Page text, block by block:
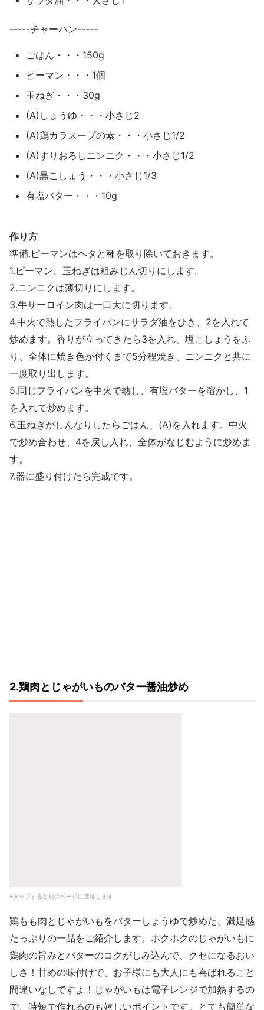
-----チャーハン-----
ごはん・・・150g
ピーマン・・・1個
玉ねぎ・・・30g
(A)しょうゆ・・・小さじ2
(A)鶏ガラスープの素・・・小さじ1/2
(A)すりおろしニンニク・・・小さじ1/2
(A)黒こしょう・・・小さじ1/3
有塩バター・・・10g
作り方
準備.ピーマンはヘタと種を取り除いておきます。
1.ピーマン、玉ねぎは粗みじん切りにします。
2.ニンニクは薄切りにします。
3.牛サーロイン肉は一口大に切ります。
4.中火で熱したフライパンにサラダ油をひき、2を入れて
炒めます。香りが立ってきたら3を入れ、塩こしょうをふ
り、全体に焼き色が付くまで5分程焼き、ニンニクと共に
一度取り出します。
5.同じフライパンを中火で熱し、有塩バターを溶かし、1
を入れて炒めます。
6.玉ねぎがしんなりしたらごはん、(A)を入れます。中火
で炒め合わせ、4を戻し入れ、全体がなじむように炒めま
す。
7.器に盛り付けたら完成です。
2.鶏肉とじゃがいものバター醤油炒め
※タップすると別のページに遷移します
鶏もも肉とじゃがいもをバターしょうゆで炒めた、満足感
たっぷりの一品をご紹介します。ホクホクのじゃがいもに
鶏肉の旨みとバターのコクがしみ込んで、クセになるおい
しさ！甘めの味付けで、お子様にも大人にも喜ばれること
間違いなしですよ！じゃがいもは電子レンジで加熱するの
で、時短で作れるのも嬉しいポイントです。とても簡単な